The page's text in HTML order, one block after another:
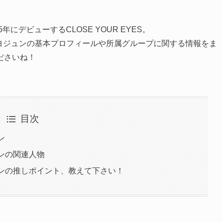
にデビューするCLOSE YOUR EYES。
ュンの基本プロフィールや所属グループに関する情報をま
いね！
目次
の関連人物
推しポイント、教えて下さい！